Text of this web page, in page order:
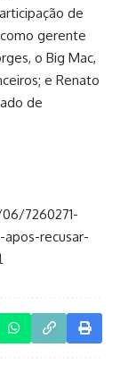
de
gerente
o Big Mac,
e Renato
de
7260271-
recusar-